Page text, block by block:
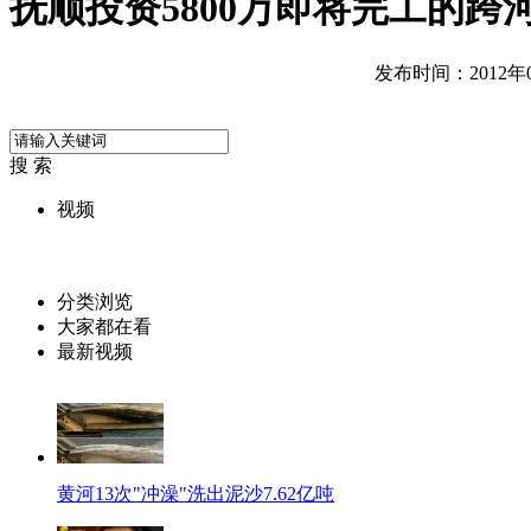
抚顺投资5800万即将完工的跨
发布时间：2012年
搜 索
视频
分类浏览
大家都在看
最新视频
黄河13次"冲澡"洗出泥沙7.62亿吨